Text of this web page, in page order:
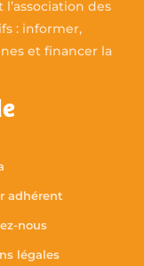
l’association des
: informer,
et financer la
adhérent
nous
légales